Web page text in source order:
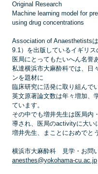
Original Research
Machine learning model for
using drug concentrations
Association of Anaesthetists
9.1）を出版しているイギリス
医局にとってもたいへん名誉
私達横浜市大麻酔科では、日
ンを題材に
臨床研究に活発に取り組んで
英文原著論文数は年々増加、
ています。
その中でも増井先生は医局内
導され、医局のactivityに大い
増井先生、まことにおめでと
横浜市大麻酔科 見学・お問
anesthes@yokohama-cu.ac.jp